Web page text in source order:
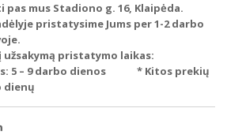
mus Stadiono g. 16, Klaipėda.
pristatysime Jums per 1-2 darbo
pristatymo laikas:
– 9 darbo dienos * Kitos prekių
dienų